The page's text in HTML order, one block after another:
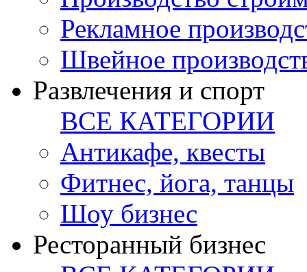
Рекламное
Швейное
Развлечения и спорт
ВСЕ КАТЕГОРИИ
Антикафе, квесты
Фитнес, йога, танцы
Шоу бизнес
Ресторанный бизнес